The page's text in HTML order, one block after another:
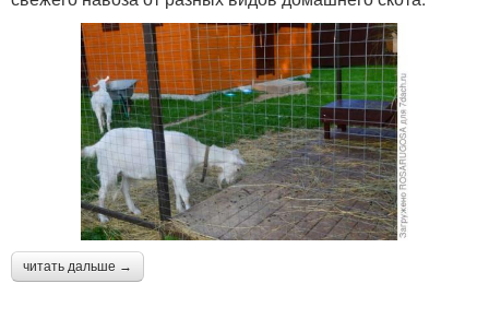
читать дальше →